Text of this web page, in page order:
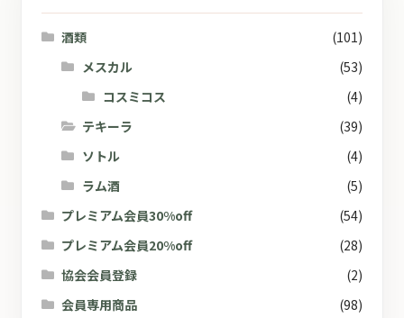
酒類
(101)
メスカル
(53)
コスミコス
(4)
テキーラ
(39)
ソトル
(4)
ラム酒
(5)
プレミアム会員30%off
(54)
プレミアム会員20%off
(28)
協会会員登録
(2)
会員専用商品
(98)